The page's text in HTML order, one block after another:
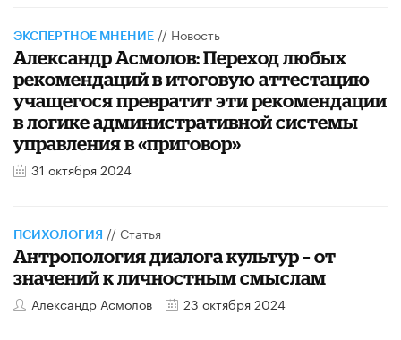
ЭКСПЕРТНОЕ МНЕНИЕ // Новость
Александр Асмолов: Переход любых
рекомендаций в итоговую аттестацию
учащегося превратит эти рекомендации
в логике административной системы
управления в «приговор»
31 октября 2024
ПСИХОЛОГИЯ // Статья
Антропология диалога культур – от
значений к личностным смыслам
Александр Асмолов 23 октября 2024